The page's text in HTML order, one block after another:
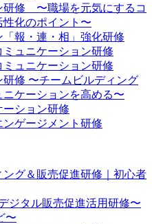
研修 〜職場を元気にするコ
性化のポイント〜
報・連・相」強化研修
ミュニケーション研修
ミュニケーション研修
修 〜チームビルディング
ケーションを高める〜
ション研修
ンゲージメント研修
グ＆販売促進研修｜初心者
ジタル販売促進活用研修〜
〜